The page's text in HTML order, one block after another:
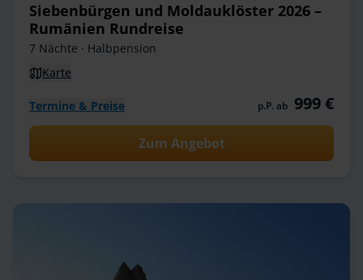
Siebenbürgen und Moldauklöster 2026 –
Rumänien Rundreise
7 Nächte · Halbpension
Karte
Termine & Preise p.P. ab 999 €
Zum Angebot